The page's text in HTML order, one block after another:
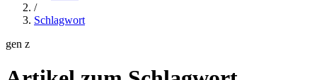
/
Schlagwort
gen z